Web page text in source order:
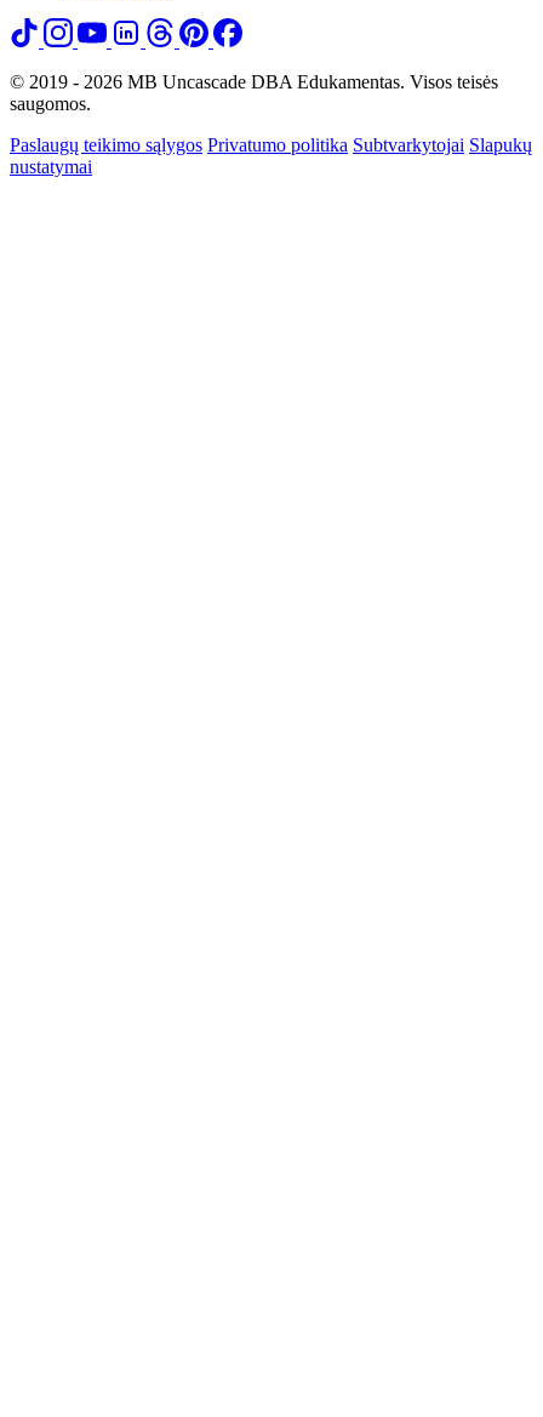
© 2019 - 2026 MB Uncascade DBA Edukamentas. Visos teisės
saugomos.
Paslaugų teikimo sąlygos Privatumo politika Subtvarkytojai Slapukų
nustatymai